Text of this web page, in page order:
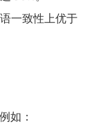
一致性上优于
如：